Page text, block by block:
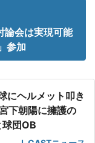
論会は実現可能
参加
にヘルメット叩き
下朝陽に擁護の
団OB